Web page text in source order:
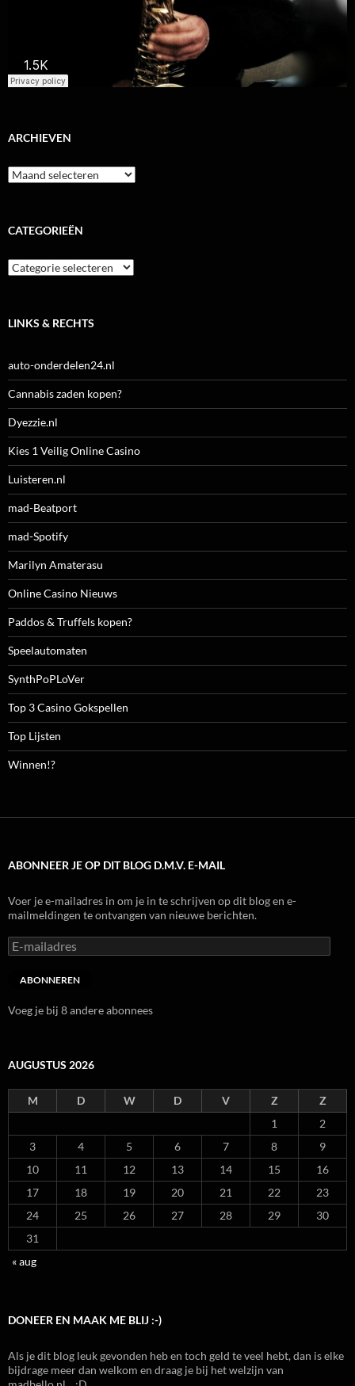
ARCHIEVEN
Archieven
CATEGORIEËN
Categorieën
LINKS & RECHTS
auto-onderdelen24.nl
Cannabis zaden kopen?
Dyezzie.nl
Kies 1 Veilig Online Casino
Luisteren.nl
mad-Beatport
mad-Spotify
Marilyn Amaterasu
Online Casino Nieuws
Paddos & Truffels kopen?
Speelautomaten
SynthPoPLoVer
Top 3 Casino Gokspellen
Top Lijsten
Winnen!?
ABONNEER JE OP DIT BLOG D.M.V. E-MAIL
Voer je e-mailadres in om je in te schrijven op dit blog en e-
mailmeldingen te ontvangen van nieuwe berichten.
E-
mailadres
ABONNEREN
Voeg je bij 8 andere abonnees
AUGUSTUS 2026
M D W D V Z
Z
1
2
3
4 5 6 7 8
9
10
11 12 13 14 15
16
17
18 19 20 21 22
23
24
25 26 27 28 29
30
31
« aug
DONEER EN MAAK ME BLIJ :-)
Als je dit blog leuk gevonden heb en toch geld te veel hebt, dan is elke
bijdrage meer dan welkom en draag je bij het welzijn van